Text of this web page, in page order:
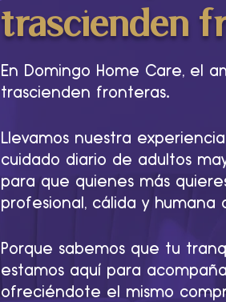
trascienden
En Domingo Home Care, el
trascienden fronteras.
Llevamos nuestra
cuidado diario de adultos
para que quienes más
profesional, cálida y humana
Porque sabemos que tu
estamos aquí para
ofreciéndote el mismo